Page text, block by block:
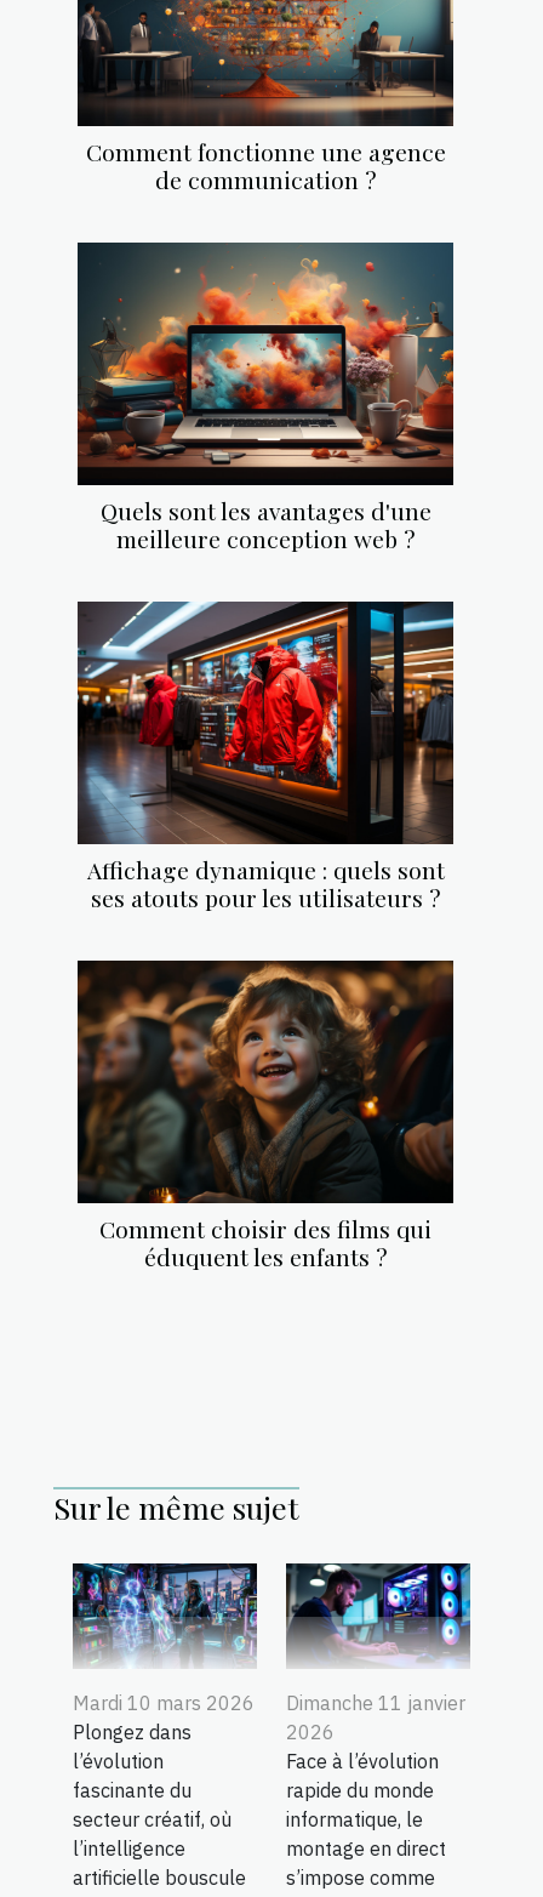
Comment fonctionne une agence
de communication ?
Quels sont les avantages d'une
meilleure conception web ?
Affichage dynamique : quels sont
ses atouts pour les utilisateurs ?
Comment choisir des films qui
éduquent les enfants ?
Sur le même sujet
Mardi 10 mars 2026
Plongez dans
l’évolution
fascinante du
secteur créatif, où
l’intelligence
artificielle bouscule
Dimanche 11 janvier
2026
Face à l’évolution
rapide du monde
informatique, le
montage en direct
s’impose comme